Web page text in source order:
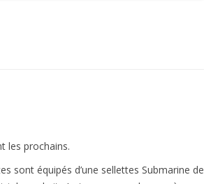
les prochains.
sont équipés d’une sellettes Submarine de